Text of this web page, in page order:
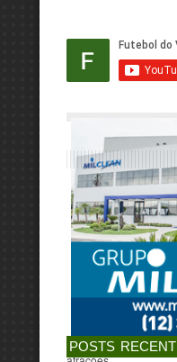
POSTS
São José celebra